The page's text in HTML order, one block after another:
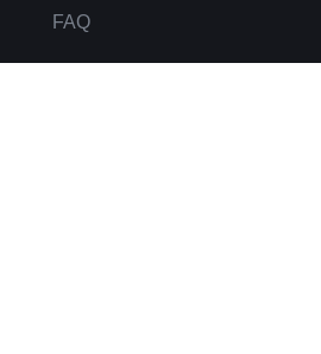
FAQ